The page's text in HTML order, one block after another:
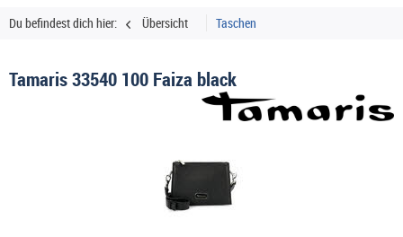
Du befindest dich hier: Übersicht Taschen
Tamaris 33540 100 Faiza black